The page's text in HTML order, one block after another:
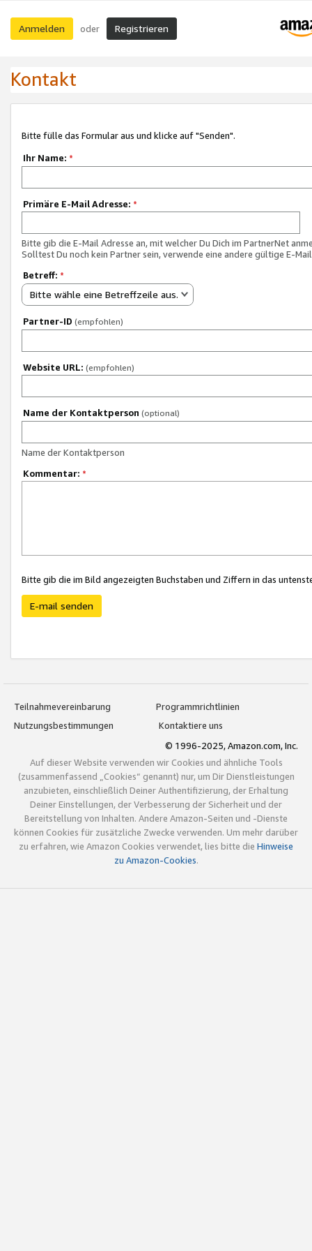
Anmelden oder Registrieren
Kontakt
Bitte fülle das Formular aus und klicke auf "Senden".
Ihr Name: *
Primäre E-Mail Adresse: *
Bitte gib die E-Mail Adresse an, mit welcher Du Dich im PartnerNet
Solltest Du noch kein Partner sein, verwende eine andere gültige E-
Betreff: *
Bitte wähle eine Betreffzeile aus.
Partner-ID (empfohlen)
Website URL: (empfohlen)
Name der Kontaktperson (optional)
Name der Kontaktperson
Kommentar: *
Bitte gib die im Bild angezeigten Buchstaben und Ziffern in das
E-mail senden
Teilnahmevereinbarung
Programmrichtlinien
Nutzungsbestimmungen
Kontaktiere uns
© 1996-2025, Amazon.com, Inc.
Auf dieser Website verwenden wir Cookies und ähnliche Tools
(zusammenfassend „Cookies“ genannt) nur, um Dir Dienstleistungen
anzubieten, einschließlich Deiner Authentifizierung, der Erhaltung
Deiner Einstellungen, der Verbesserung der Sicherheit und der
Bereitstellung von Inhalten. Andere Amazon-Seiten und -Dienste
können Cookies für zusätzliche Zwecke verwenden. Um mehr darüber
zu erfahren, wie Amazon Cookies verwendet, lies bitte die Hinweise
zu Amazon-Cookies.